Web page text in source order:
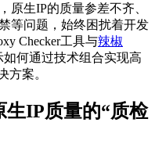
原生IP的质量参差不齐、
等问题，始终困扰着开发
Checker工具与辣椒
何通过技术组合实现高
方案。
生IP质量的“质检